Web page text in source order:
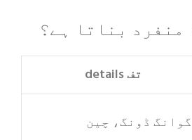
تف details
گوانگ ڈونگ، چین